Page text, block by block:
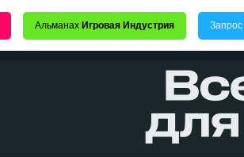
Альманах Игровая Индустрия Запрос